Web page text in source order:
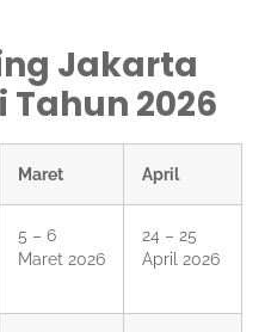
Jakarta
Tahun 2026
Maret April
5 – 6
Maret 2026
24 – 25
April 2026